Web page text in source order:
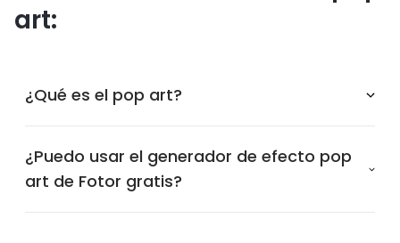
art:
¿Qué es el pop art?
¿Puedo usar el generador de efecto pop
art de Fotor gratis?